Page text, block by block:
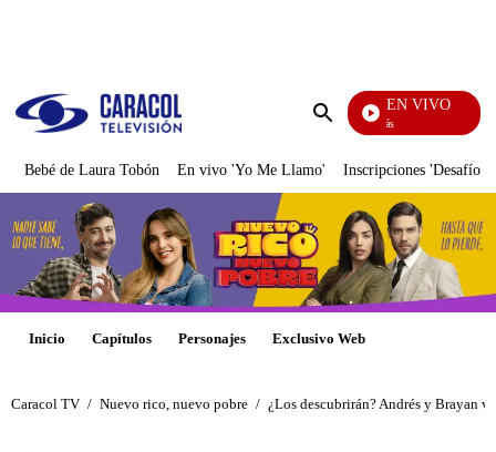
Enviar
EN VIVO
También Caerás
Bebé de Laura Tobón En vivo 'Yo Me Llamo' Inscripciones 'Desafío'
Inicio Capítulos Personajes Exclusivo Web
Caracol TV / Nuevo rico, nuevo pobre / ¿Los descubrirán? Andrés y Brayan